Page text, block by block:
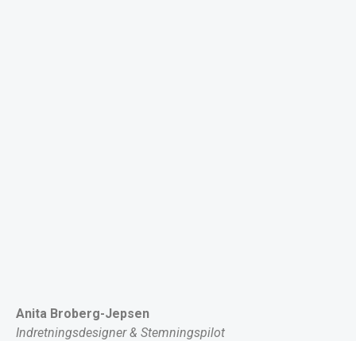
Anita Broberg-Jepsen
Indretningsdesigner & Stemningspilot